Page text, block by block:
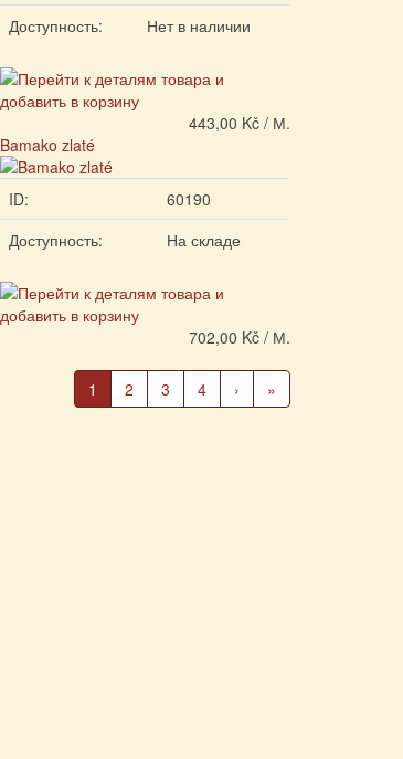
Доступность:
Нет в наличии
443,00 Kč / М.
Bamako zlaté
ID:
60190
Доступность:
На складе
702,00 Kč / М.
1 (Текущая
страница)
2 3 4 › »